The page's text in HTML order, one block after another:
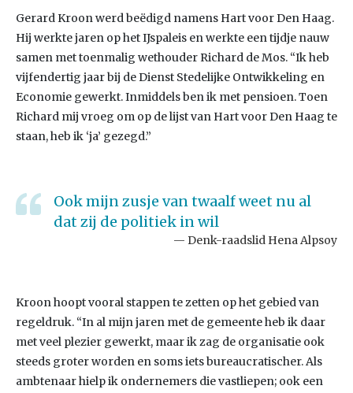
Gerard Kroon werd beëdigd namens Hart voor Den Haag.
Hij werkte jaren op het IJspaleis en werkte een tijdje nauw
samen met toenmalig wethouder Richard de Mos. “Ik heb
vijfendertig jaar bij de Dienst Stedelijke Ontwikkeling en
Economie gewerkt. Inmiddels ben ik met pensioen. Toen
Richard mij vroeg om op de lijst van Hart voor Den Haag te
staan, heb ik ‘ja’ gezegd.”
Ook mijn zusje van twaalf weet nu al
dat zij de politiek in wil
Denk-raadslid Hena Alpsoy
Kroon hoopt vooral stappen te zetten op het gebied van
regeldruk. “In al mijn jaren met de gemeente heb ik daar
met veel plezier gewerkt, maar ik zag de organisatie ook
steeds groter worden en soms iets bureaucratischer. Als
ambtenaar hielp ik ondernemers die vastliepen; ook een